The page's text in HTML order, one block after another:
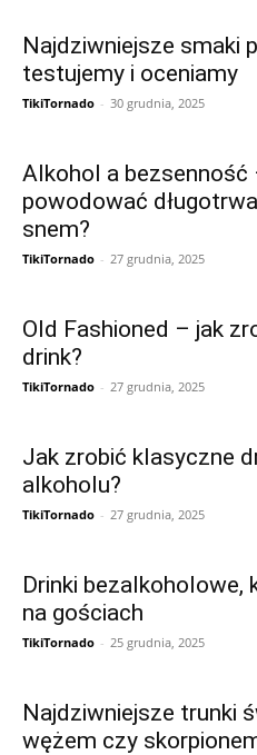
Najdziwniejsze smaki
testujemy i oceniamy
TikiTornado - 30 grudnia, 2025
Alkohol a bezsenność
powodować
snem?
TikiTornado - 27 grudnia, 2025
Old Fashioned – jak
drink?
TikiTornado - 27 grudnia, 2025
Jak zrobić klasyczne
alkoholu?
TikiTornado - 27 grudnia, 2025
Drinki bezalkoholowe,
na gościach
TikiTornado - 25 grudnia, 2025
Najdziwniejsze trunki
wężem czy